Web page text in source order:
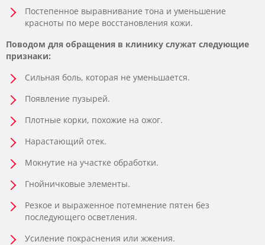
Постепенное выравнивание тона и уменьшение
красноты по мере восстановления кожи.
Поводом для обращения в клинику служат следующие
признаки:
Сильная боль, которая не уменьшается.
Появление пузырей.
Плотные корки, похожие на ожог.
Нарастающий отек.
Мокнутие на участке обработки.
Гнойничковые элементы.
Резкое и выраженное потемнение пятен без
последующего осветления.
Усиление покраснения или жжения.